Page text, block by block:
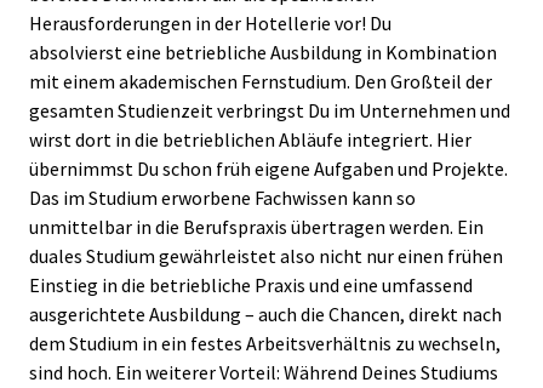
Herausforderungen in der Hotellerie vor! Du
absolvierst eine betriebliche Ausbildung in Kombination
mit einem akademischen Fernstudium. Den Großteil der
gesamten Studienzeit verbringst Du im Unternehmen und
wirst dort in die betrieblichen Abläufe integriert. Hier
übernimmst Du schon früh eigene Aufgaben und Projekte.
Das im Studium erworbene Fachwissen kann so
unmittelbar in die Berufspraxis übertragen werden. Ein
duales Studium gewährleistet also nicht nur einen frühen
Einstieg in die betriebliche Praxis und eine umfassend
ausgerichtete Ausbildung – auch die Chancen, direkt nach
dem Studium in ein festes Arbeitsverhältnis zu wechseln,
sind hoch. Ein weiterer Vorteil: Während Deines Studiums